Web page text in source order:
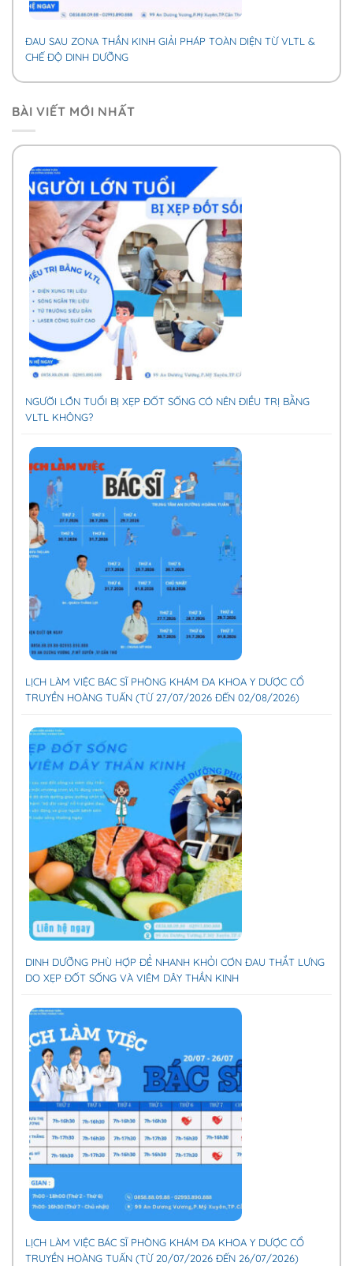
ĐAU SAU ZONA THẦN KINH GIẢI PHÁP TOÀN DIỆN TỪ VLTL &
CHẾ ĐỘ DINH DƯỠNG
BÀI VIẾT MỚI NHẤT
NGƯỜI LỚN TUỔI BỊ XẸP ĐỐT SỐNG CÓ NÊN ĐIỀU TRỊ BẰNG
VLTL KHÔNG?
LỊCH LÀM VIỆC BÁC SĨ PHÒNG KHÁM ĐA KHOA Y DƯỢC CỔ
TRUYỀN HOÀNG TUẤN (TỪ 27/07/2026 ĐẾN 02/08/2026)
DINH DƯỠNG PHÙ HỢP ĐỂ NHANH KHỎI CƠN ĐAU THẮT LƯNG
DO XẸP ĐỐT SỐNG VÀ VIÊM DÂY THẦN KINH
LỊCH LÀM VIỆC BÁC SĨ PHÒNG KHÁM ĐA KHOA Y DƯỢC CỔ
TRUYỀN HOÀNG TUẤN (TỪ 20/07/2026 ĐẾN 26/07/2026)